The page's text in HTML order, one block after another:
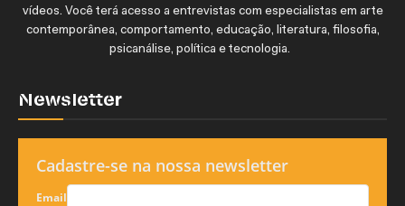
vídeos. Você terá acesso a entrevistas com especialistas em arte
contemporânea, comportamento, educação, literatura, filosofia,
psicanálise, política e tecnologia.
Newsletter
Cadastre-se na nossa newsletter
Email